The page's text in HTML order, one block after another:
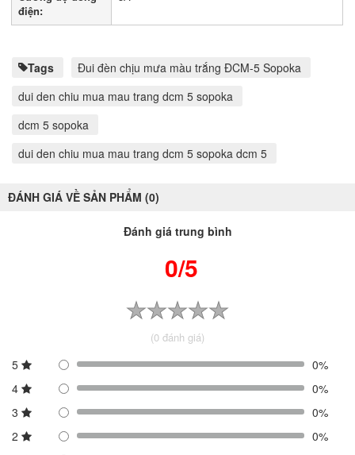
điện:
Tags
Đui đèn chịu mưa màu trắng ĐCM-5 Sopoka
dui den chiu mua mau trang dcm 5 sopoka
dcm 5 sopoka
dui den chiu mua mau trang dcm 5 sopoka dcm 5
ĐÁNH GIÁ VỀ SẢN PHẨM (0)
Đánh giá trung bình
0/5
(0 đánh giá)
5
0%
4
0%
3
0%
2
0%